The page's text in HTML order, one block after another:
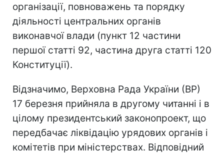
організації, повноважень та порядку
діяльності центральних органів
виконавчої влади (пункт 12 частини
першої статті 92, частина друга статті 120
Конституції).
Відзначимо, Верховна Рада України (ВР)
17 березня прийняла в другому читанні і в
цілому президентський законопроект, що
передбачає ліквідацію урядових органів і
комітетів при міністерствах. Відповідний